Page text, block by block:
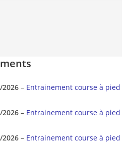
2026 – Entrainement course à pied
2026 – Entrainement course à pied
2026 – Entrainement course à pied